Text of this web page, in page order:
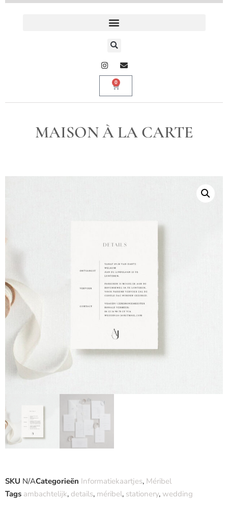
0
MAISON À LA CARTE
SKU N/ACategorieën Informatiekaartjes, Méribel
Tags ambachtelijk, details, méribel, stationery, wedding